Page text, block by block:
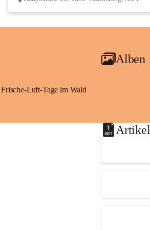
Alben
Frische-Luft-Tage im Wald
Artikel